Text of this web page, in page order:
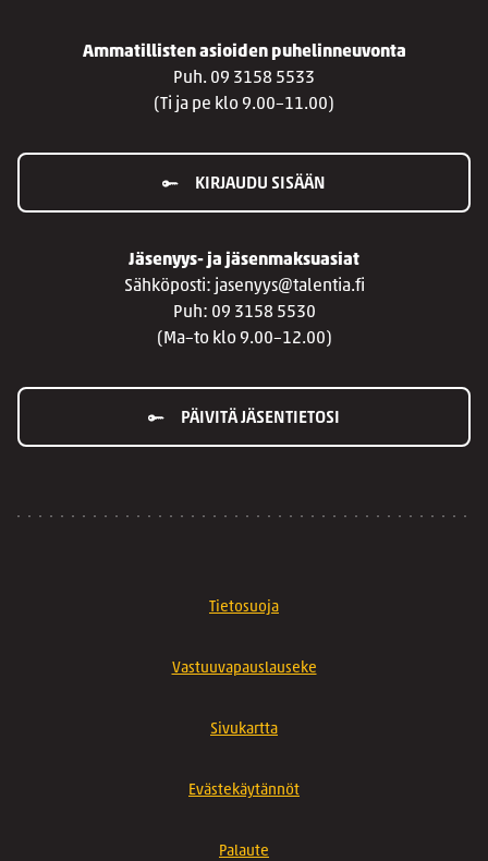
Ammatillisten asioiden puhelinneuvonta
Puh. 09 3158 5533
(Ti ja pe klo 9.00–11.00)
KIRJAUDU SISÄÄN
Jäsenyys- ja jäsenmaksuasiat
Sähköposti: jasenyys@talentia.fi
Puh: 09 3158 5530
(Ma–to klo 9.00–12.00)
PÄIVITÄ JÄSENTIETOSI
Tietosuoja
Vastuuvapauslauseke
Sivukartta
Evästekäytännöt
Palaute